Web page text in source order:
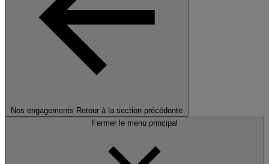
Nos engagements Retour à la section précédente
Fermer le menu principal